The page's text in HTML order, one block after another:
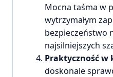
Mocna taśma w
wytrzymałym
bezpieczeństwo
najsilniejszych
Praktyczność w
doskonale